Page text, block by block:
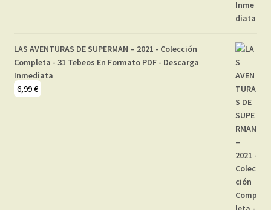
LAS AVENTURAS DE SUPERMAN – 2021 - Colección
Completa - 31 Tebeos En Formato PDF - Descarga
Inmediata
6,99€